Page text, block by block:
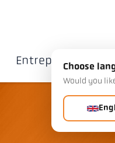
Entreprise
Choose
Would you